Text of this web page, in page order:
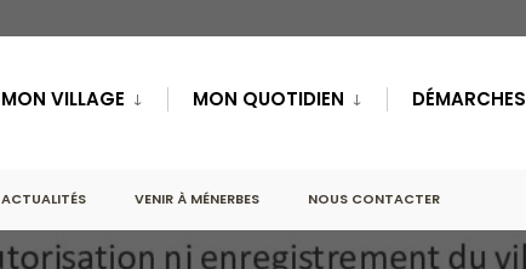
MON VILLAGE MON QUOTIDIEN DÉMARCHES
ACTUALITÉS VENIR À MÉNERBES NOUS CONTACTER